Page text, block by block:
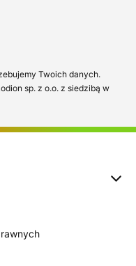
Twoich danych.
sp. z o.o. z siedzibą w